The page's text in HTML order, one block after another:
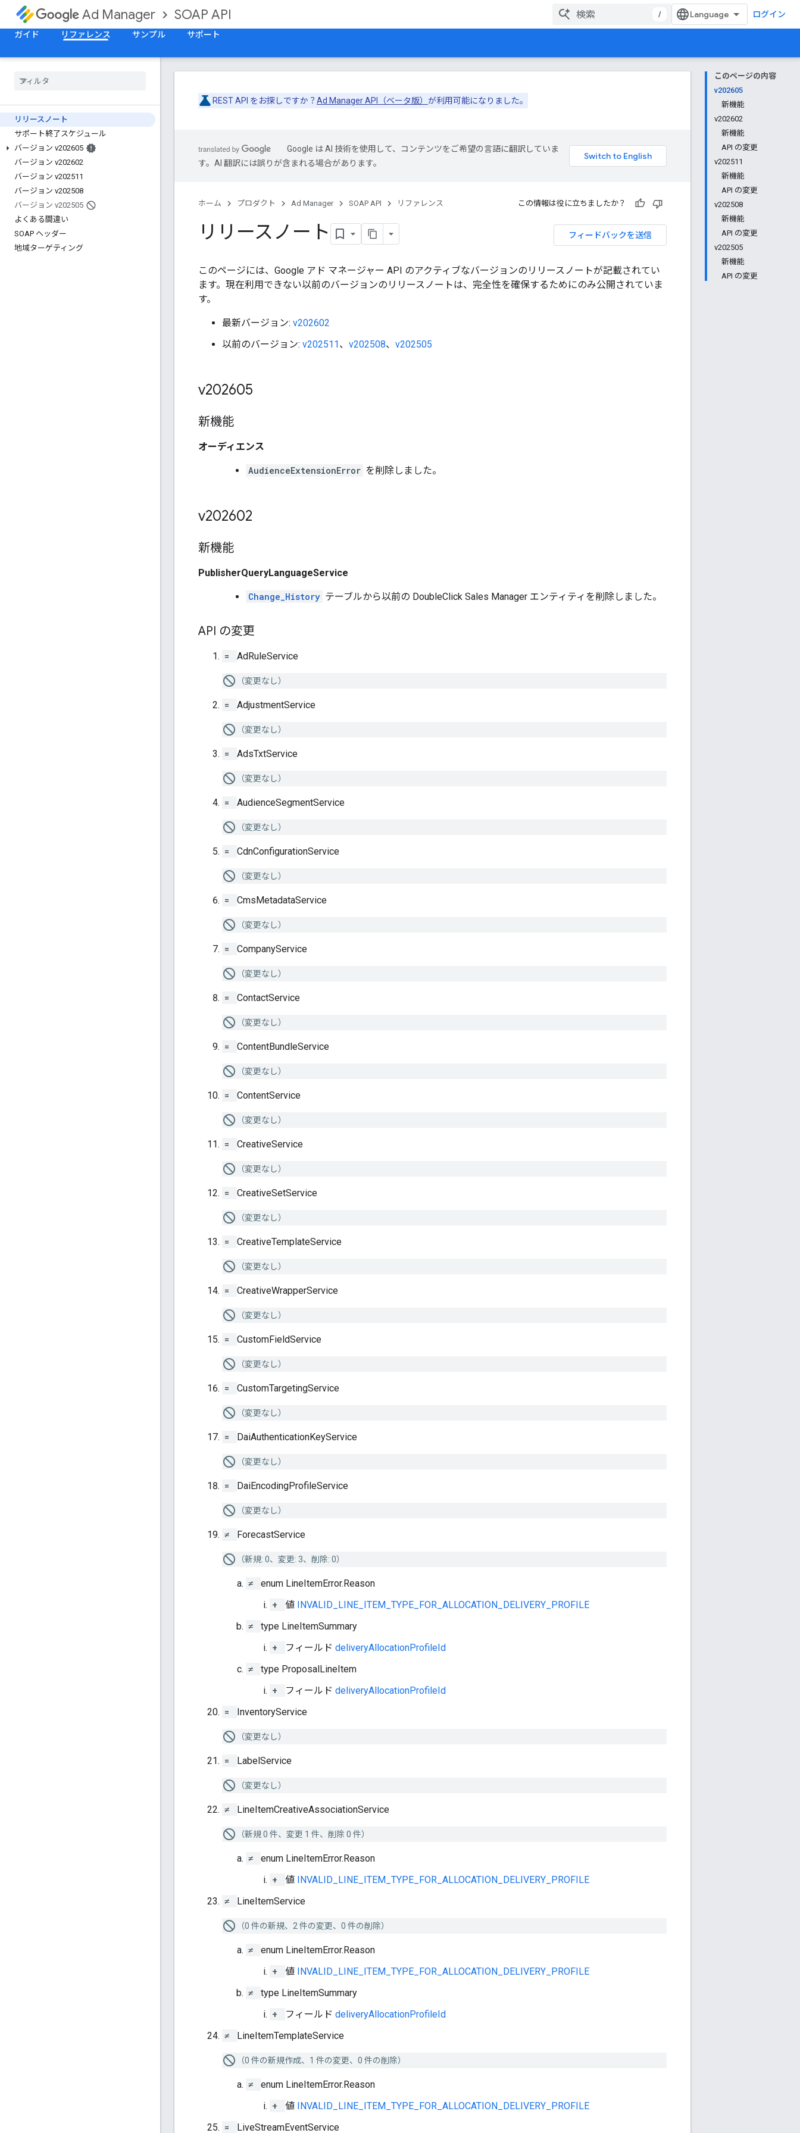
Ad Manager SOAP API / ログイン
ガイド リファレンス サンプル サポート
リリースノート
サポート終了スケジュール
バージョン v202605
バージョン v202602
バージョン v202511
バージョン v202508
バージョン v202505
よくある間違い
SOAP ヘッダー
地域ターゲティング
このページの内容
v202605
新機能
v202602
新機能
API の変更
v202511
新機能
API の変更
v202508
新機能
API の変更
v202505
新機能
API の変更
REST API をお探しですか？ Ad Manager API（ベータ版） が利用可能になりました。
Google は AI 技術を使用して、コンテンツをご希望の言語に翻訳していま
す。AI 翻訳には誤りが含まれる場合があります。
ホーム プロダクト Ad Manager SOAP API リファレンス この情報は役に立ちましたか？
フィードバックを送信
リリースノート
このページには、Google アド マネージャー API のアクティブなバージョンのリリースノートが記載されてい
ます。現在利用できない以前のバージョンのリリースノートは、完全性を確保するためにのみ公開されていま
す。
最新バージョン: v202602
以前のバージョン: v202511、 v202508、 v202505
v202605
新機能
オーディエンス
AudienceExtensionError を削除しました。
v202602
新機能
PublisherQueryLanguageService
Change_History テーブルから以前の DoubleClick Sales Manager エンティティを削除しました。
API の変更
= AdRuleService
（変更なし）
= AdjustmentService
（変更なし）
= AdsTxtService
（変更なし）
= AudienceSegmentService
（変更なし）
= CdnConfigurationService
（変更なし）
= CmsMetadataService
（変更なし）
= CompanyService
（変更なし）
= ContactService
（変更なし）
= ContentBundleService
（変更なし）
= ContentService
（変更なし）
= CreativeService
（変更なし）
= CreativeSetService
（変更なし）
= CreativeTemplateService
（変更なし）
= CreativeWrapperService
（変更なし）
= CustomFieldService
（変更なし）
= CustomTargetingService
（変更なし）
= DaiAuthenticationKeyService
（変更なし）
= DaiEncodingProfileService
（変更なし）
≠ ForecastService
（新規: 0、変更: 3、削除: 0）
≠
enum LineItemError.Reason
+
値 INVALID_LINE_ITEM_TYPE_FOR_ALLOCATION_DELIVERY_PROFILE
≠
type LineItemSummary
+
フィールド deliveryAllocationProfileId
≠
type ProposalLineItem
+
フィールド deliveryAllocationProfileId
=
InventoryService
（変更なし）
= LabelService
（変更なし）
≠ LineItemCreativeAssociationService
（新規 0 件、変更 1 件、削除 0 件）
≠
enum LineItemError.Reason
+
値 INVALID_LINE_ITEM_TYPE_FOR_ALLOCATION_DELIVERY_PROFILE
≠
LineItemService
（0 件の新規、2 件の変更、0 件の削除）
≠
enum LineItemError.Reason
+
値 INVALID_LINE_ITEM_TYPE_FOR_ALLOCATION_DELIVERY_PROFILE
≠
type LineItemSummary
+
フィールド deliveryAllocationProfileId
≠
LineItemTemplateService
（0 件の新規作成、1 件の変更、0 件の削除）
≠
enum LineItemError.Reason
+
値 INVALID_LINE_ITEM_TYPE_FOR_ALLOCATION_DELIVERY_PROFILE
=
LiveStreamEventService